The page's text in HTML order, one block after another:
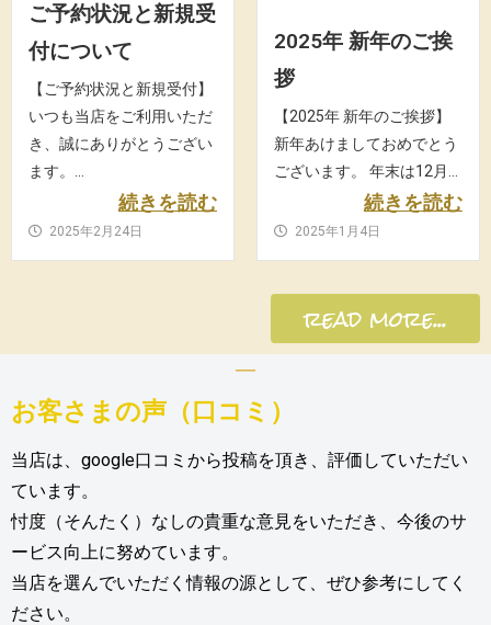
ご予約状況と新規受
付について
【ご予約状況と新規受付】
いつも当店をご利用いただ
き、誠にありがとうござい
ます。...
続きを読む
2025年2月24日
2025年 新年のご挨
拶
【2025年 新年のご挨拶】
新年あけましておめでとう
ございます。 年末は12月...
続きを読む
2025年1月4日
read more...
お客さまの声（口コミ）
当店は、google口コミから投稿を頂き、評価していただい
ています。
忖度（そんたく）なしの貴重な意見をいただき、今後のサ
ービス向上に努めています。
当店を選んでいただく情報の源として、ぜひ参考にしてく
ださい。